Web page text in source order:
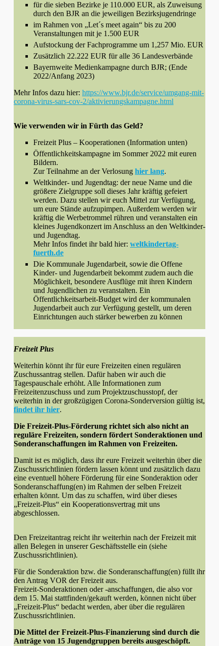
für die sieben Bezirke je 110.000 EUR, als Zuweisung
durch den BJR an die jeweiligen Bezirksjugendringe
im Rahmen von „Let´s meet again“ bis zu 200
Veranstaltungen mit je 1.500 EUR
Aufstockung der Fachprogramme um 1,257 Mio. EUR
Zusätzlich 22.222 EUR für alle 36 Landesverbände
Bayernweite Medienkampagne durch BJR; (Ende
2022/Anfang 2023)
Mehr Infos dazu hier: https://www.bjr.de/service/umgang-mit-
corona-virus-sars-cov-2/aktivierungskampagne.html
Wie verwenden wir in Fürth das Geld?
Freizeit Plus – Kooperationen (Information unten)
Öffentlichkeitskampagne im Sommer 2022 mit euren
Bildern.
Zur Teilnahme an der Verlosung hier lang.
Weltkinder- und Jugendtag: der neue Name und die
größere Zielgruppe soll dieses Jahr kräftig gefeiert
werden. Dazu stellen wir euch Mittel zur Verfügung,
um eure Stände aufzupimpen. Außerdem werden wir
kräftig die Werbetrommel rühren und veranstalten ein
kleines Jugendkonzert im Anschluss an den Weltkinder-
und Jugendtag.
Mehr Infos findet ihr bald hier: weltkindertag-
fuerth.de
Die Kommunale Jugendarbeit, sowie die Offene
Kinder- und Jugendarbeit bekommt zudem auch die
Möglichkeit, besondere Ausflüge mit ihren Kindern
und Jugendlichen zu veranstalten. Ein
Öffentlichkeitsarbeit-Budget wird der kommunalen
Jugendarbeit auch zur Verfügung gestellt, um deren
Einrichtungen auch stärker bewerben zu können
Freizeit Plus
Weiterhin könnt ihr für eure Freizeiten einen regulären
Zuschussantrag stellen. Dafür haben wir auch die
Tagespauschale erhöht. Alle Informationen zum
Freizeitenzuschuss und zum Projektzuschusstopf, der
weiterhin in der großzügigen Corona-Sonderversion gültig ist,
findet ihr hier.
Die Freizeit-Plus-Förderung richtet sich also nicht an
reguläre Freizeiten, sondern fördert Sonderaktionen und
Sonderanschaffungen im Rahmen von Freizeiten.
Damit ist es möglich, dass ihr eure Freizeit weiterhin über die
Zuschussrichtlinien fördern lassen könnt und zusätzlich dazu
eine eventuell höhere Förderung für eine Sonderaktion oder
Sonderanschaffung(en) im Rahmen der selben Freizeit
erhalten könnt. Um das zu schaffen, wird über dieses
„Freizeit-Plus“ ein Kooperationsvertrag mit uns
abgeschlossen.
Den Freizeitantrag reicht ihr weiterhin nach der Freizeit mit
allen Belegen in unserer Geschäftsstelle ein (siehe
Zuschussrichtlinien).
Für die Sonderaktion bzw. die Sonderanschaffung(en) füllt ihr
den Antrag VOR der Freizeit aus.
Freizeit-Sonderaktionen oder -anschaffungen, die also vor
dem 15. Mai stattfinden/gekauft werden, können nicht über
„Freizeit-Plus“ bedacht werden, aber über die regulären
Zuschussrichtlinien.
Die Mittel der Freizeit-Plus-Finanzierung sind durch die
Anträge von 15 Jugendgruppen bereits ausgeschöpft.